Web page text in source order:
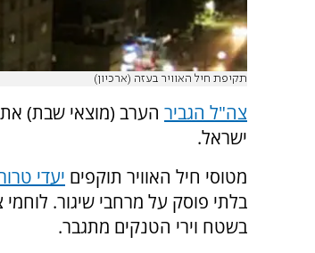
תקיפת חיל האוויר בעזה (ארכיון)
צה"ל הגביר הערב (מוצאי שבת)
ישראל.
מטוסי חיל האוויר תוקפים יעדי
בלתי פוסק על מרחבי שיגור.
בשטח וירי הטנקים מתגבר.